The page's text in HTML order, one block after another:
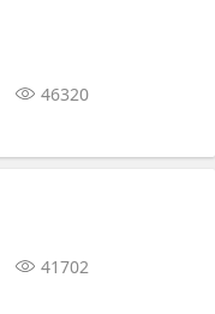
46320
41702